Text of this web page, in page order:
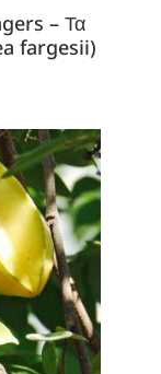
– Τα
fargesii)